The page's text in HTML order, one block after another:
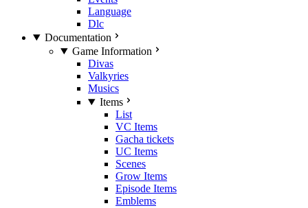
Language
Dlc
Documentation
Game Information
Divas
Valkyries
Musics
Items
List
VC Items
Gacha tickets
UC Items
Scenes
Grow Items
Episode Items
Emblems